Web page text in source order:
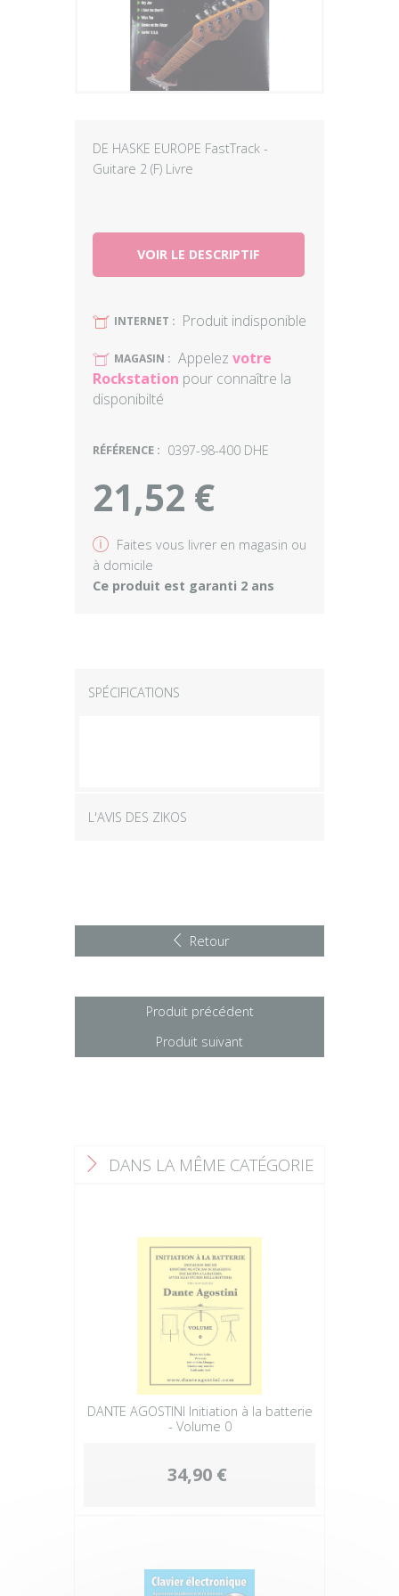
DE HASKE EUROPE FastTrack -
Guitare 2 (F) Livre
VOIR LE DESCRIPTIF
U INTERNET : Produit indisponible
U MAGASIN : Appelez votre
Rockstation pour connaître la
disponibilté
RÉFÉRENCE : 0397-98-400 DHE
21,52 €
v Faites vous livrer en magasin ou
à domicile
Ce produit est garanti 2 ans
SPÉCIFICATIONS
L'AVIS DES ZIKOS
Retour
Produit précédent
Produit suivant
F DANS LA MÊME CATÉGORIE
DANTE AGOSTINI Initiation à la batterie
- Volume 0
34,90 €